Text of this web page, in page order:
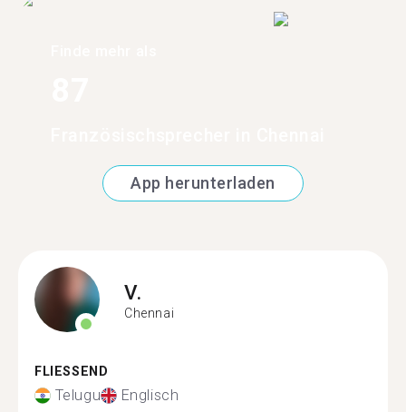
App herunterladen
V.
Chennai
FLIESSEND
Telugu Englisch